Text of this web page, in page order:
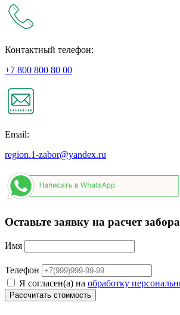
Контактный телефон:
+7 800 800 80 00
Email:
region.1-zabor@yandex.ru
Оставьте заявку на расчет забора
Имя
Телефон
Я согласен(а) на обработку